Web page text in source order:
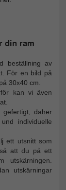
din ram
beställning av
För en bild på
30x40 cm.
kan vi även
gefertigt, daher
individuelle
ett utsnitt som
att du på ett
utskärningen.
utskärningar